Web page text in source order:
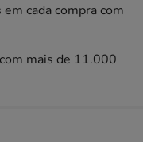
cada compra com
mais de 11.000